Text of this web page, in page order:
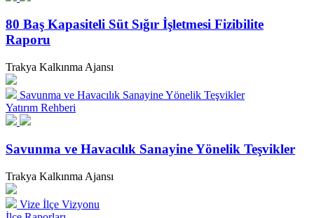
80 Baş Kapasiteli Süt Sığır İşletmesi Fizibilite
Raporu
Trakya Kalkınma Ajansı
Savunma ve Havacılık Sanayine Yönelik Teşvikler
Yatırım Rehberi
Savunma ve Havacılık Sanayine Yönelik Teşvikler
Trakya Kalkınma Ajansı
Vize İlçe Vizyonu